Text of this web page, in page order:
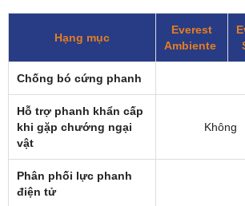
Hạng mục
Everest
Ambiente
Chống bó cứng phanh
Hỗ trợ phanh khẩn cấp
khi gặp chướng ngại
vật
Không
Phân phối lực phanh
điện tử